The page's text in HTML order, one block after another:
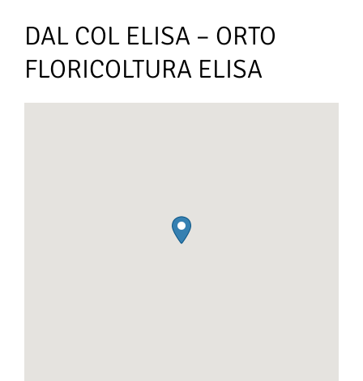
DAL COL ELISA – ORTO
FLORICOLTURA ELISA